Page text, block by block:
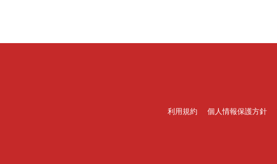
利用規約 個人情報保護方針